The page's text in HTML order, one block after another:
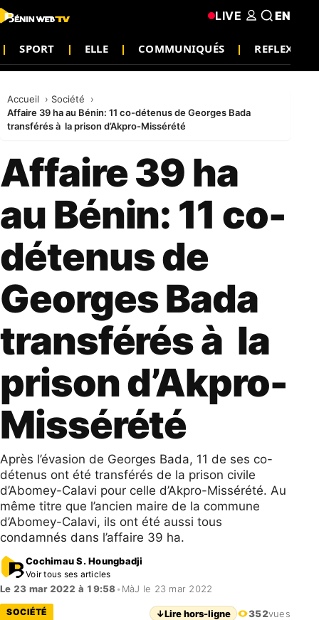
SPORT ELLE COMMUNIQUÉS REFLEXION
LIVE EN
Accueil
Société
Affaire 39 ha au Bénin: 11 co-détenus de Georges Bada
transférés à la prison d’Akpro-Missérété
Affaire 39 ha
au Bénin: 11 co-
détenus de
Georges Bada
transférés à la
prison d’Akpro-
Missérété
Après l’évasion de Georges Bada, 11 de ses co-
détenus ont été transférés de la prison civile
d’Abomey-Calavi pour celle d’Akpro-Missérété. Au
même titre que l’ancien maire de la commune
d’Abomey-Calavi, ils ont été aussi tous
condamnés dans l’affaire 39 ha.
Cochimau S. Houngbadji
Voir tous ses articles
Le 23 mar 2022 à 19:58• MàJ le 23 mar 2022
SOCIÉTÉ ↓Lire hors-ligne 352vues